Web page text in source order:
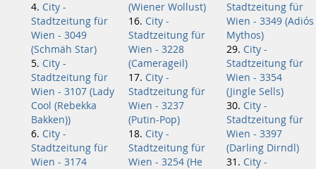
City -
Stadtzeitung für
Wien - 3049
(Schmäh Star)
City -
Stadtzeitung für
Wien - 3107 (Lady
Cool (Rebekka
Bakken))
City -
Stadtzeitung für
Wien - 3174
(Wiener Wollust)
City -
Stadtzeitung für
Wien - 3228
(Camerageil)
City -
Stadtzeitung für
Wien - 3237
(Putin-Pop)
City -
Stadtzeitung für
Wien - 3254 (He
Stadtzeitung für
Wien - 3349 (Adiós
Mythos)
City -
Stadtzeitung für
Wien - 3354
(Jingle Sells)
City -
Stadtzeitung für
Wien - 3397
(Darling Dirndl)
City -